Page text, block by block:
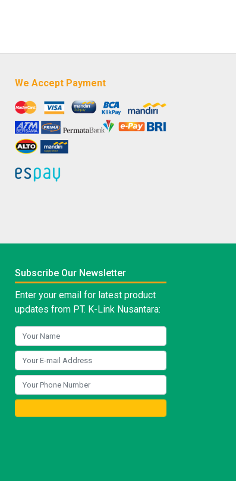
We Accept Payment
Subscribe Our Newsletter
Enter your email for latest product
updates from PT. K-Link Nusantara: